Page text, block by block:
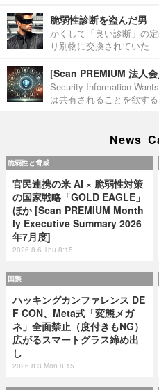
脆弱性診断を盗んだ男
かくして「良い診断」の
り別物に交換されていた
[Scan PREMIUM 法人
Security Information
は共有されることを欲する
News
脆弱性と脅威
官民連携の米 AI × 脆弱性対策
の国家戦略「GOLD EAGLE」
ほか [Scan PREMIUM Month
ly Executive Summary 2026
年7月度]
2026.8.6 Thu 8:15
国際
ハッキングカンファレンス DE
F CON、Meta式「変態メガ
ネ」全面禁止（度付きもNG）
広がるスマートグラス締め出
し
2026.8.3 Mon 8:15